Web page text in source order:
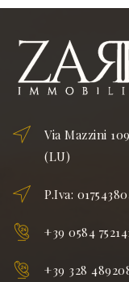
Via Mazzini
(LU)
P.Iva:
+39 0584
+39 328